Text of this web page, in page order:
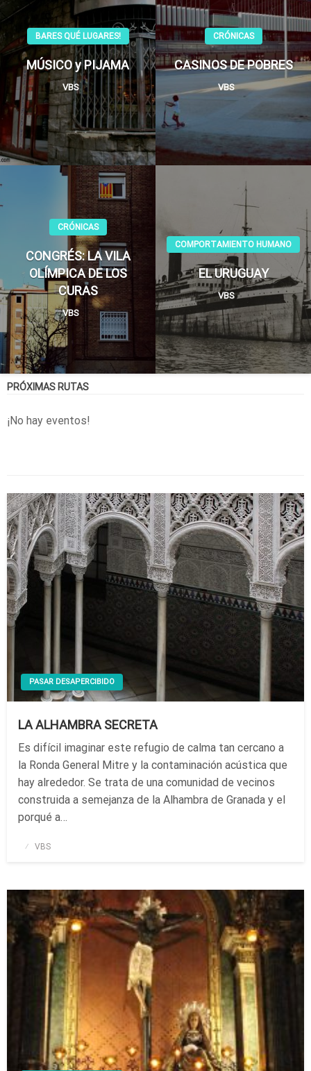
BARES QUÉ LUGARES!
MÚSICO y PIJAMA
VBS
CRÓNICAS
CASINOS DE POBRES
VBS
CRÓNICAS
CONGRÉS: LA VILA
OLÍMPICA DE LOS
CURAS
VBS
COMPORTAMIENTO HUMANO
EL URUGUAY
VBS
PRÓXIMAS RUTAS
¡No hay eventos!
PASAR DESAPERCIBIDO
LA ALHAMBRA SECRETA
Es difícil imaginar este refugio de calma tan cercano a
la Ronda General Mitre y la contaminación acústica que
hay alrededor. Se trata de una comunidad de vecinos
construida a semejanza de la Alhambra de Granada y el
porqué a…
Publicado
VBS